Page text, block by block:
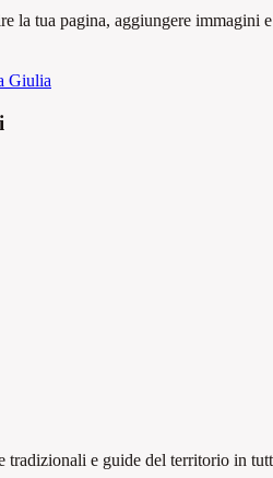
la tua pagina, aggiungere immagini
Giulia
tradizionali e guide del territorio in